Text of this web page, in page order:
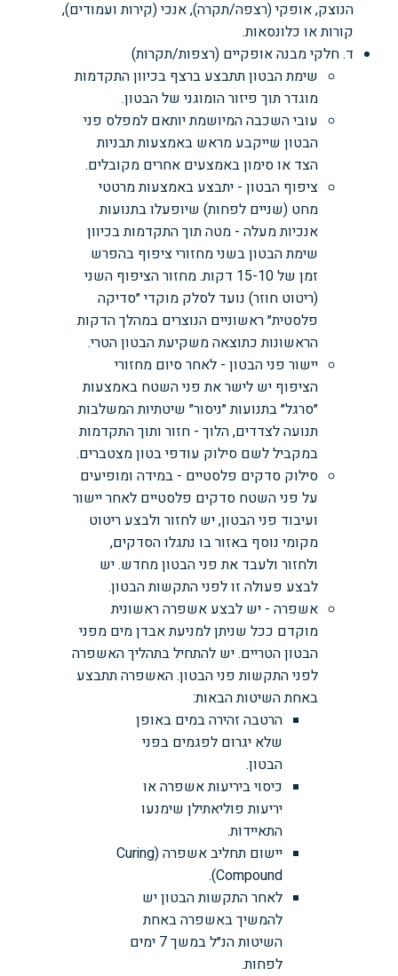
הנוצק, אופקי (רצפה/תקרה), אנכי (קירות ועמודים),
קורות או כלונסאות.
ד. חלקי מבנה אופקיים (רצפות/תקרות)
שימת הבטון תתבצע ברצף בכיוון התקדמות
מוגדר תוך פיזור הומוגני של הבטון.
עובי השכבה המיושמת יותאם למפלס פני
הבטון שייקבע מראש באמצעות תבניות
הצד או סימון באמצעים אחרים מקובלים.
ציפוף הבטון - יתבצע באמצעות מרטטי
מחט (שניים לפחות) שיופעלו בתנועות
אנכיות מעלה - מטה תוך התקדמות בכיוון
שימת הבטון בשני מחזורי ציפוף בהפרש
זמן של 15-10 דקות. מחזור הציפוף השני
(ריטוט חוזר) נועד לסלק מוקדי ״סדיקה
פלסטית״ ראשוניים הנוצרים במהלך הדקות
הראשונות כתוצאה משקיעת הבטון הטרי.
יישור פני הבטון - לאחר סיום מחזורי
הציפוף יש לישר את פני השטח באמצעות
״סרגל״ בתנועות ״ניסור״ שיטתיות המשלבות
תנועה לצדדים, הלוך - חזור ותוך התקדמות
במקביל לשם סילוק עודפי בטון מצטברים.
סילוק סדקים פלסטיים - במידה ומופיעים
על פני השטח סדקים פלסטיים לאחר יישור
ועיבוד פני הבטון, יש לחזור ולבצע ריטוט
מקומי נוסף באזור בו נתגלו הסדקים,
ולחזור ולעבד את פני הבטון מחדש. יש
לבצע פעולה זו לפני התקשות הבטון.
אשפרה - יש לבצע אשפרה ראשונית
מוקדם ככל שניתן למניעת אבדן מים מפני
הבטון הטריים. יש להתחיל בתהליך האשפרה
לפני התקשות פני הבטון. האשפרה תתבצע
באחת השיטות הבאות:
הרטבה זהירה במים באופן
שלא יגרום לפגמים בפני
הבטון.
כיסוי ביריעות אשפרה או
יריעות פוליאתילן שימנעו
התאיידות.
יישום תחליב אשפרה (Curing
Compound).
לאחר התקשות הבטון יש
להמשיך באשפרה באחת
השיטות הנ״ל במשך 7 ימים
לפחות.